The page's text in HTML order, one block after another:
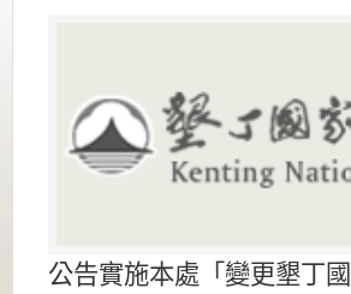
公告實施本處「變更墾丁